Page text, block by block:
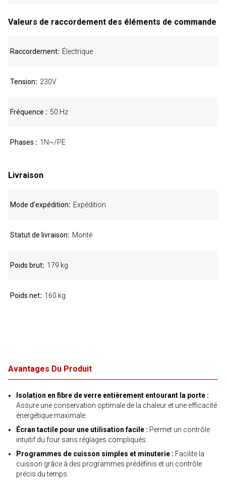
Avantages Du Produit
Isolation en fibre de verre entièrement entourant la porte :
Assure une conservation optimale de la chaleur et une efficacité
énergétique maximale.
Écran tactile pour une utilisation facile : Permet un contrôle
intuitif du four sans réglages compliqués.
Programmes de cuisson simples et minuterie : Facilite la
cuisson grâce à des programmes prédéfinis et un contrôle
précis du temps.
Valeurs de raccordement des éléments de commande
Raccordement Électrique
Tension 230V
Fréquence 50 Hz
Phases 1N~/PE
Livraison
Mode d'expédition Expédition
Statut de livraison Monté
Poids brut 179 kg
Poids net 160 kg